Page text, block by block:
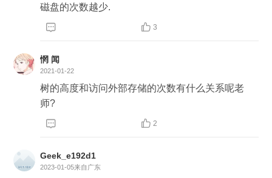
磁盘的次数越少.
  3
惘 闻
2021-01-22
树的高度和访问外部存储的次数有什么关系呢老
师?
  2
Geek_e192d1
2023-01-05来自广东